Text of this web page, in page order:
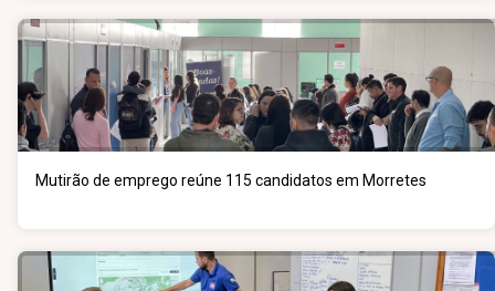
Mutirão de emprego reúne 115 candidatos em Morretes